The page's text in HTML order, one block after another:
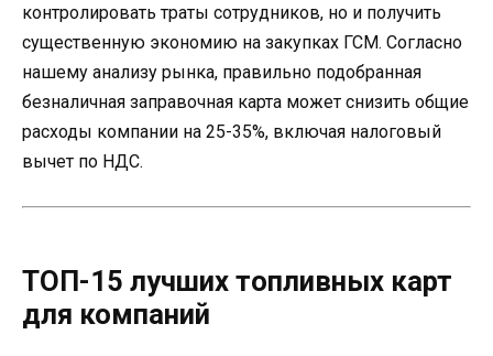
контролировать траты сотрудников, но и получить
существенную экономию на закупках ГСМ. Согласно
нашему анализу рынка, правильно подобранная
безналичная заправочная карта может снизить общие
расходы компании на 25-35%, включая налоговый
вычет по НДС.
ТОП-15 лучших топливных карт
для компаний